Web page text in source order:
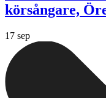
körsångare,
17 sep